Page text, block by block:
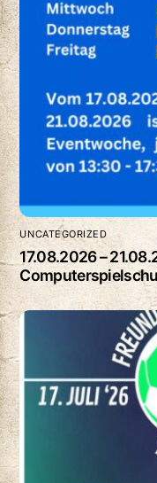
UNCATEGORIZED
17.08.2026 –